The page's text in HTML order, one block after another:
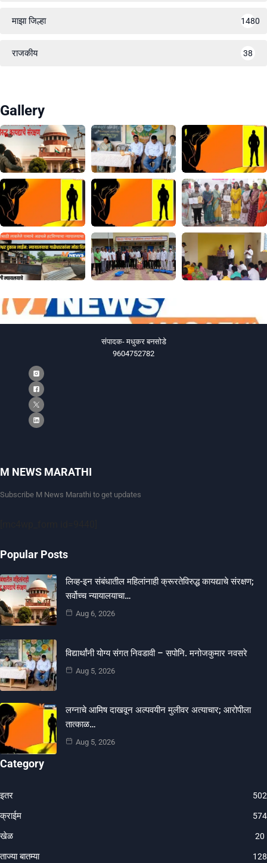
माझा जिल्हा 1480
राजकीय 38
Gallery
संपादक- मधुकर बनसोडे
9604752782
M NEWS MARATHI
Subscribe M News Marathi to get updates
Popular Posts
लिव्ह-इन संबंधातील महिलांनाही क्रूरतेविरुद्ध कायद्याचे संरक्षण;
सर्वोच्च न्यायालयाचा…
Aug 6, 2026
विद्यार्थांनी योग्य संगत निवडावी – सपोनि. मनोजकुमार नवसरे
Aug 5, 2026
लग्नाचे आमिष दाखवून अल्पवयीन मुलीवर अत्याचार; आरोपीला
तात्काळ…
Aug 5, 2026
Category
इतर 502
क्राईम 574
खेळ 20
ताज्या बातम्या 128